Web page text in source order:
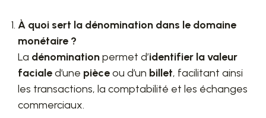
À quoi sert la dénomination dans le domaine
monétaire ?
La dénominationpermet d’identifier la valeur
facialed’une pièceou d’un billet, facilitant ainsi
les transactions, la comptabilité et les échanges
commerciaux.